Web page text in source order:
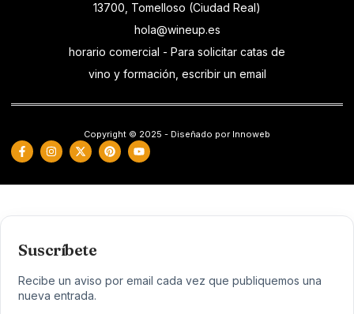
13700, Tomelloso (Ciudad Real)
hola@wineup.es
horario comercial - Para solicitar catas de
vino y formación, escribir un email
Copyright © 2025 - Diseñado por Innoweb
Suscríbete
Recibe un aviso por email cada vez que publiquemos una
nueva entrada.